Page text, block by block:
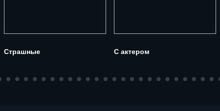
Страшные С актером